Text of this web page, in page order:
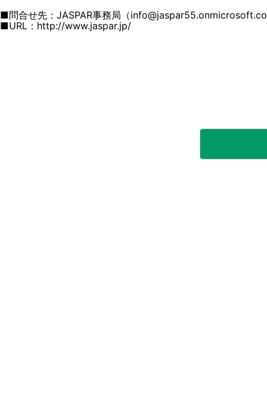
■問合せ先：JASPAR事務局（
■URL：http://www.jaspar.jp/